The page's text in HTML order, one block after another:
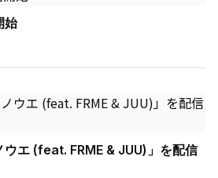
始
エ (feat. FRME & JUU)」を配信